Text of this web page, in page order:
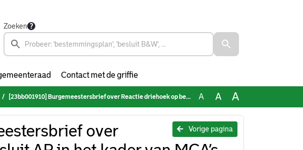
Zoeken
Contact met de griffie
[23bb001910] Burgemeestersbrief over Reactie driehoek op besluit AP in het kader van MCA’s A A A
Vorige pagina
over